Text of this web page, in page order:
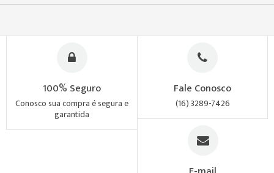
100% Seguro
Conosco sua compra é segura e
garantida
Fale Conosco
(16) 3289-7426